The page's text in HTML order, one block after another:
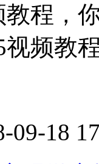
程，
视频教
09-18